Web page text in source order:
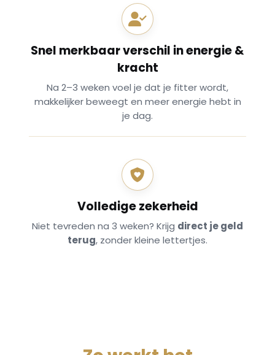
Snel merkbaar verschil in energie &
kracht
Na 2–3 weken voel je dat je fitter wordt,
makkelijker beweegt en meer energie hebt in
je dag.
Volledige zekerheid
Niet tevreden na 3 weken? Krijg direct je geld
terug, zonder kleine lettertjes.